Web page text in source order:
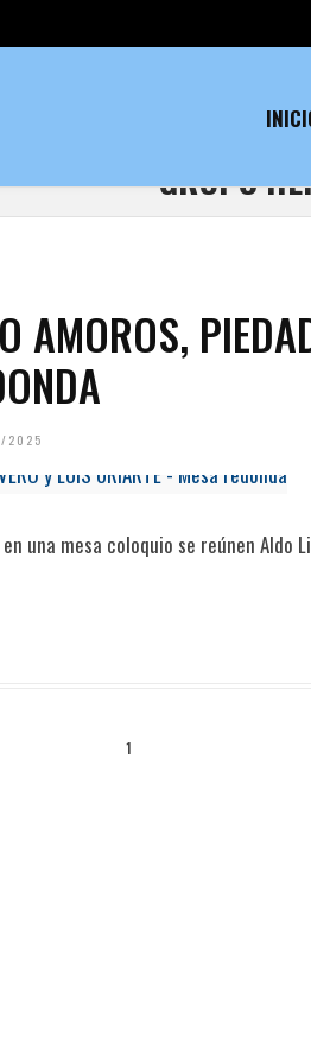
GRUPO
AMOROS,
2025
una mesa coloquio se reúnen Aldo
1